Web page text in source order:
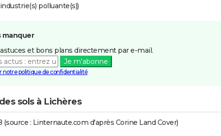
polluante(s))
manquer
et bons plans directement par e-mail.
Je m'abonne
notre politique de confidentialité
sols à Lichères
(source : Linternaute.com d'après Corine Land Cover)